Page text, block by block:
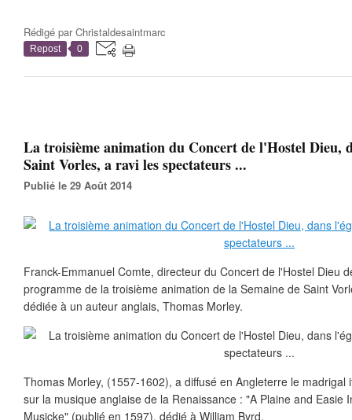
Rédigé parChristaldesaintmarc
Repost 0
La troisième animation du Concert de l'Hostel Dieu,
Saint Vorles, a ravi les spectateurs ...
Publié le 29 Août 2014
Franck-Emmanuel Comte, directeur du Concert de l'Hostel Dieu
programme de la troisième animation de la Semaine de Saint
dédiée à un auteur anglais, Thomas Morley.
Thomas Morley, (1557-1602), a diffusé en Angleterre le madrigal
sur la musique anglaise de la Renaissance : "A Plaine and Easie
Musicke" (publié en 1597), dédié à William Byrd.